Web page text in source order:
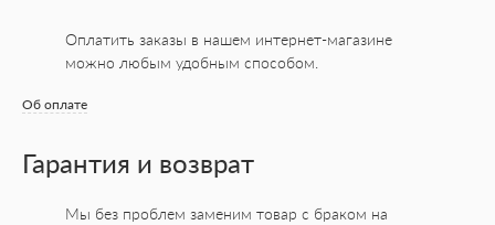
Оплатить заказы в нашем интернет-магазине
можно любым удобным способом.
Об оплате
Гарантия и возврат
Мы без проблем заменим товар с браком на